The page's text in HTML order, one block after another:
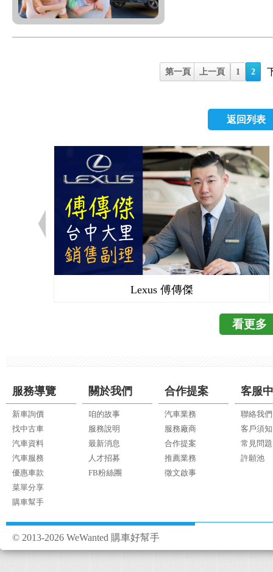
公堂時更能站得住腳
並未發生碰撞，而是
證據，協助警方調
https://
因此假車禍的案例層
要嘛賠錢了事，要嘛
有行車紀錄器，除了
集團可笑的行徑，這
遇不理性駕駛行為之
v=qUGXRvz-FKw) 部
被誤解無不禮貌的嗆
車叫囂、拿出武器作
行車紀錄器除了記下
被害人的聲音都能完
5：公共事件紀錄及
v=167RjJlKVVI) 最
的好處多多，早以成
乎百分百安裝)，也難
茅，幾乎可大膽預言
查指出，台灣750萬
點低。目前行車紀錄
時動輒萬元起跳已親
或是不足都會發出警
將訊號傳遞至車內的
作原理示意圖。 安裝
TPMS則是在事前出
生。 2.延長輪胎使用
壽命。 3.減少燃油消
昇輪胎消耗；而胎壓
會上升10%，因此使
護荷包。 4.避免車輛
響懸吊系統與煞車系
害。 TPMS的類型 胎
並非直接偵測胎壓數
轉速與其他輪胎的轉
皆胎壓不足，間接式
與溫度，可以得到準
分廠商有附加防盜螺
在器嘴上的偵測器重
裂。 ↑胎
http://
體安裝示意。(來源
A900536BO) 胎內式
氣嘴，優點是隱蔽性
shield.com.tw/
及整合型，LED型多
Safety Administration
速度撞擊車頭偏駕駛
64km/hr進行測試，不
固定障礙物，並以靠
更能反應真實行車時
目，多數現行車款
(100%、40%)的撞擊
能順利過關，而25%
小面積上，因此撞擊
是其他引擎零件皆有
加入了25%正面偏位
全測試。 測試成績
及格) 。各項目皆高
項： TSP(Top Safety
(Top Safety Pick+) 較
的條件以外，還要評
預防測試」中獲得
Superior(卓越)才有機
IIHS撞擊測試更加重
評選標準中呢？我們
成，透過攝影機或是
ESC；而台灣終於在
系統（Electronic
統。能提升車輛的安
失控狀態時，介入控
避免發生失控。 附
從(圖左)可以看到，在
後輪煞車，讓車頭受
(圖右)轉向過度之前，
旋，讓車頭相對向外
始偏離方向盤所指的
行減速。 各家車廠針
士Mercedes-Benz：
(Dynamic Stability
木Suzuki：VSC
ESP (Electronic
（Bosch）於1995年
語：Electronic
用ESP的名稱；雖然
Distribution) 2.BAS煞
控制式防鎖定煞車系統
防滑控制系統(Traction
其他的控制系統協同
統，而是一個整合系
旋轉了。 (出處：
然橫過路面，甩向左
第一頁 上一頁 1 2
返回列表
Lexus 傅傳傑
看更多
服務導覽
新車詢價
找中古車
汽車資料
汽車服務
優惠車款
菜單分享
購車幫手
關於我們
咱的故事
服務說明
最新消息
人才招募
FB粉絲團
合作提案
汽車業務
服務廠商
合作提案
推薦業務
徵文啟事
客服
聯絡我們
客戶須知
常見問題
許願池
© 2013-2026 WeWanted 購車好幫手